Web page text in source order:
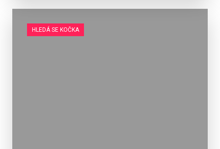
HLEDÁ SE KOČKA